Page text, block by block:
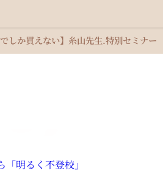
でしか買えない】糸山先生.特別セミナー
「明るく不登校」